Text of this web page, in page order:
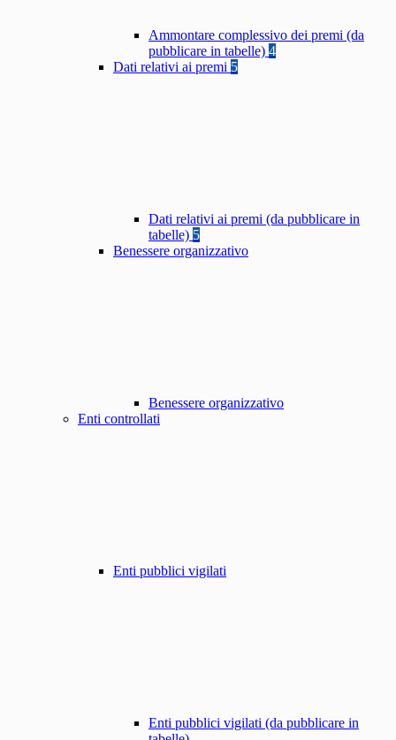
Ammontare complessivo dei premi (da
pubblicare in tabelle) 4
Dati relativi ai premi 5
Dati relativi ai premi (da pubblicare in
tabelle) 5
Benessere organizzativo
Benessere organizzativo
Enti controllati
Enti pubblici vigilati
Enti pubblici vigilati (da pubblicare in